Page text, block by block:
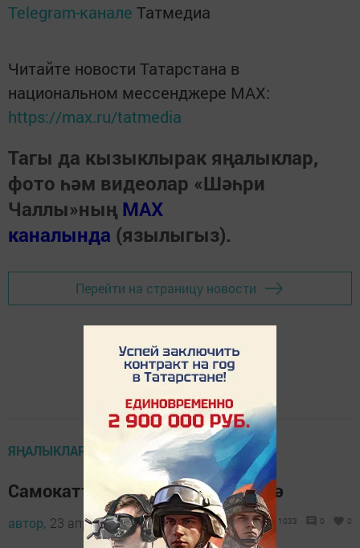
Telegram-канале Татмедиа
Читайте новости Татарстана в
национальном мессенджере MАХ:
https://max.ru/tatmedia
Тагы да кызыклырак яңалыклар,
фото һәм видеолар «Шәһри
Чаллы»ның MAX
каналында (язылыгыз).
Перейти на страницу новости
ЯҢАЛЫКЛАР ТАСМАСЫ
Самокатта йөрүчеләргә көн бетә
автор, 23 апрель 2024 - 13:33 1033 0 0